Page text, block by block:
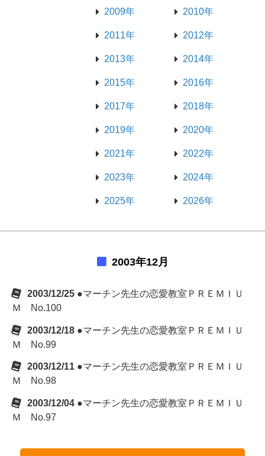
2009年 2010年
2011年 2012年
2013年 2014年
2015年 2016年
2017年 2018年
2019年 2020年
2021年 2022年
2023年 2024年
2025年 2026年
2003年12月
2003/12/25 ●マーチン先生の恋愛教室ＰＲＥＭＩＵ
Ｍ No.100
2003/12/18 ●マーチン先生の恋愛教室ＰＲＥＭＩＵ
Ｍ No.99
2003/12/11 ●マーチン先生の恋愛教室ＰＲＥＭＩＵ
Ｍ No.98
2003/12/04 ●マーチン先生の恋愛教室ＰＲＥＭＩＵ
Ｍ No.97